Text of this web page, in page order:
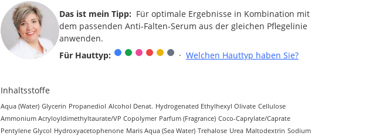
Das ist mein Tipp: Für optimale Ergebnisse in Kombination mit
dem passenden Anti-Falten-Serum aus der gleichen Pflegelinie
anwenden.
Für Hauttyp:
· Welchen Hauttyp haben Sie?
Inhaltsstoffe
Aqua (Water) Glycerin Propanediol Alcohol Denat. Hydrogenated Ethylhexyl Olivate Cellulose
Ammonium Acryloyldimethyltaurate/VP Copolymer Parfum (Fragrance) Coco-Caprylate/Caprate
Pentylene Glycol Hydroxyacetophenone Maris Aqua (Sea Water) Trehalose Urea Maltodextrin Sodium